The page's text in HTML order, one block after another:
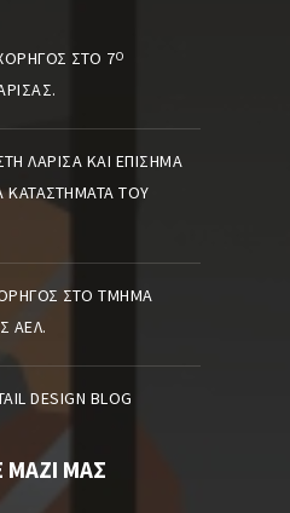
ΧΟΡΗΓΌΣ ΣΤΟ 7Ο
ΛΆΡΙΣΑ ΚΑΙ ΕΠΊΣΗΜΑ
ΤΟΥ
ΣΤΟ ΤΜΉΜΑ
ΑΕΛ.
DESIGN BLOG
ΜΑΖΊ ΜΑΣ